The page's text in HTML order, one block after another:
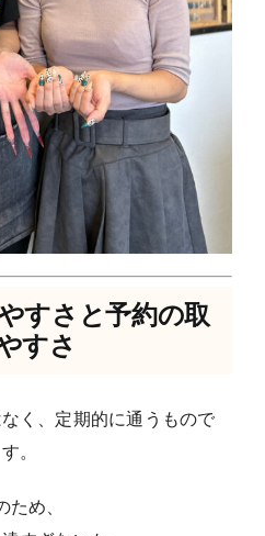
すさと予約の取
すさ
く、定期的に通うもので
す。
ため、